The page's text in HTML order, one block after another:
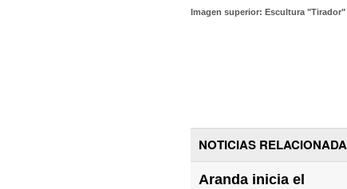
Imagen superior: Escultura "Tirador"
NOTICIAS
Aranda inicia el